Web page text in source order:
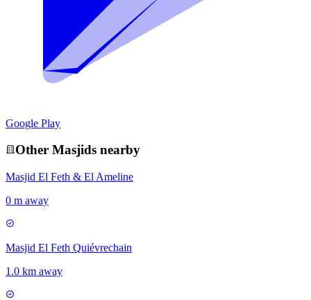
Google Play
Other Masjids nearby
Masjid El Feth & El Ameline
0 m away
Masjid El Feth Quiévrechain
1.0 km away